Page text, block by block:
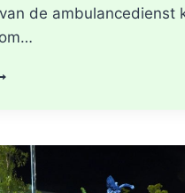
de ambulancedienst